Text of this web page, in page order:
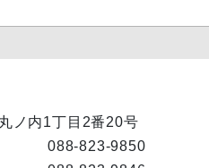
ノ内1丁目2番20号
088-823-9850